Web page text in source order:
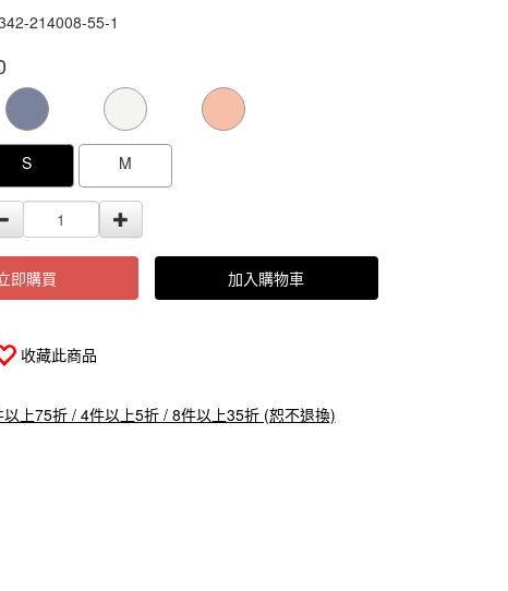
214008-55-1
GOODS000000000000000104819
S M
即購買 加入購物車
收藏此商品
以上75折 / 4件以上5折 / 8件以上35折 (恕不退換)